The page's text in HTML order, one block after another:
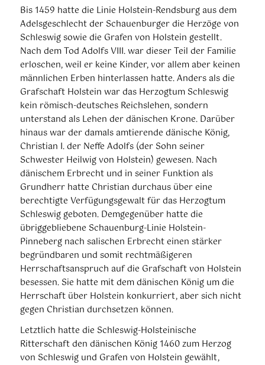
Bis 1459 hatte die Linie Holstein-Rendsburg aus dem
Adelsgeschlecht der Schauenburger die Herzöge von
Schleswig sowie die Grafen von Holstein gestellt.
Nach dem Tod Adolfs VIII. war dieser Teil der Familie
erloschen, weil er keine Kinder, vor allem aber keinen
männlichen Erben hinterlassen hatte. Anders als die
Grafschaft Holstein war das Herzogtum Schleswig
kein römisch-deutsches Reichslehen, sondern
unterstand als Lehen der dänischen Krone. Darüber
hinaus war der damals amtierende dänische König,
Christian I. der Neffe Adolfs (der Sohn seiner
Schwester Heilwig von Holstein) gewesen. Nach
dänischem Erbrecht und in seiner Funktion als
Grundherr hatte Christian durchaus über eine
berechtigte Verfügungsgewalt für das Herzogtum
Schleswig geboten. Demgegenüber hatte die
übriggebliebene Schauenburg-Linie Holstein-
Pinneberg nach salischen Erbrecht einen stärker
begründbaren und somit rechtmäßigeren
Herrschaftsanspruch auf die Grafschaft von Holstein
besessen. Sie hatte mit dem dänischen König um die
Herrschaft über Holstein konkurriert, aber sich nicht
gegen Christian durchsetzen können.
Letztlich hatte die Schleswig-Holsteinische
Ritterschaft den dänischen König 1460 zum Herzog
von Schleswig und Grafen von Holstein gewählt,